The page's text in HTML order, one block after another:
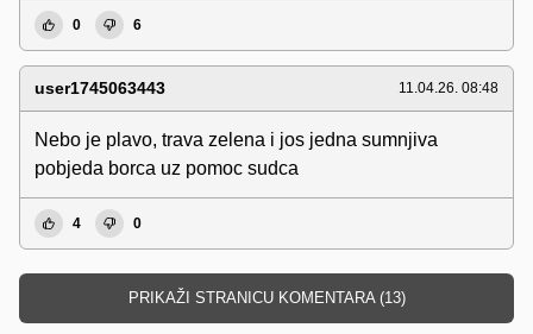
0 6
user1745063443 11.04.26. 08:48
Nebo je plavo, trava zelena i jos jedna sumnjiva
pobjeda borca uz pomoc sudca
4 0
PRIKAŽI STRANICU KOMENTARA (13)